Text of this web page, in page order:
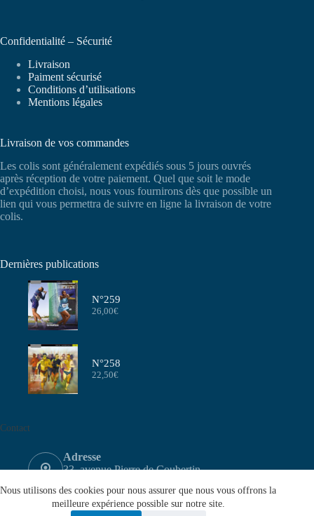
Nous utilisons des cookies pour nous assurer que nous vous offrons la
meilleure expérience possible sur notre site.
Confidentialité – Sécurité
Livraison
Paiment sécurisé
Conditions d’utilisations
Mentions légales
Livraison de vos commandes
Les colis sont généralement expédiés sous 5 jours ouvrés
après réception de votre paiement. Quel que soit le mode
d’expédition choisi, nous vous fournirons dès que possible un
lien qui vous permettra de suivre en ligne la livraison de votre
colis.
Dernières publications
N°259
26,00€
N°258
22,50€
Contact
Adresse
33, avenue Pierre de Coubertin
Email
contact@aeffa.fr